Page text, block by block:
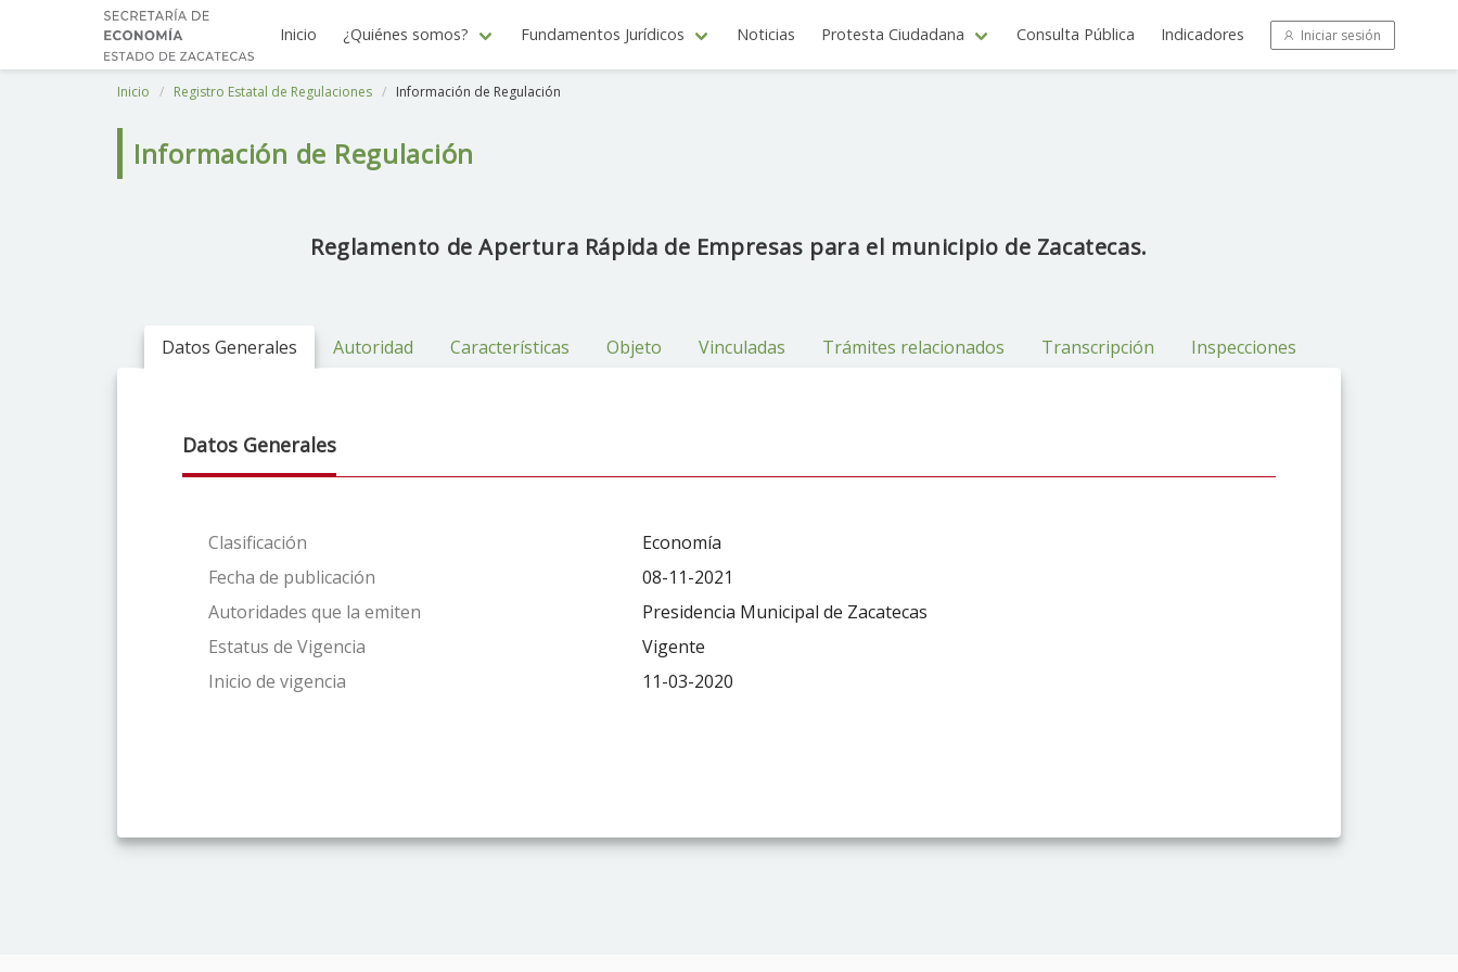
Inicio ¿Quiénes somos? Fundamentos Jurídicos Noticias Protesta Ciudadana Consulta Pública Indicadores Iniciar sesión
Inicio Registro Estatal de Regulaciones Información de Regulación
Información de Regulación
Reglamento de Apertura Rápida de Empresas para el municipio de Zacatecas.
Datos Generales Autoridad Características Objeto Vinculadas Trámites relacionados Transcripción Inspecciones
Datos Generales
Clasificación
Economía
Fecha de publicación
08-11-2021
Autoridades que la emiten
Presidencia Municipal de Zacatecas
Estatus de Vigencia
Vigente
Inicio de vigencia
11-03-2020